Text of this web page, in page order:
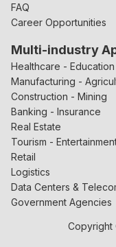
FAQ
Career Opportunities
Multi-industry
Healthcare - Education
Manufacturing -
Construction - Mining
Banking - Insurance
Real Estate
Tourism -
Retail
Logistics
Data Centers &
Government Agencies
Copyright